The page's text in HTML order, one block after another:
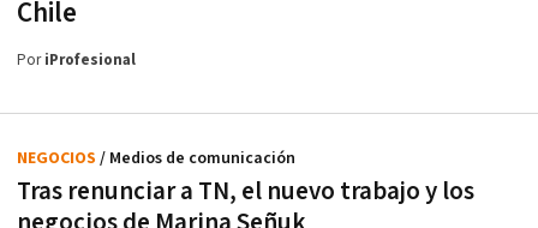
Chile
PoriProfesional
Tras renunciar a TN, el nuevo trabajo y los
NEGOCIOS / Medios de comunicación